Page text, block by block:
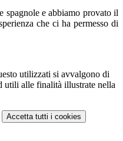
spagnole e abbiamo provato il
che ci ha permesso di
utilizzati si avvalgono di
utili alle finalità illustrate nella
Accetta tutti i cookies